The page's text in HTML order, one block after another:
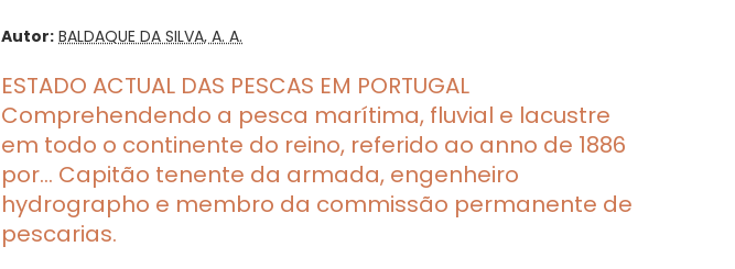
Autor: BALDAQUE DA SILVA, A. A.
ESTADO ACTUAL DAS PESCAS EM PORTUGAL
Comprehendendo a pesca marítima, fluvial e lacustre
em todo o continente do reino, referido ao anno de 1886
por… Capitão tenente da armada, engenheiro
hydrographo e membro da commissão permanente de
pescarias.